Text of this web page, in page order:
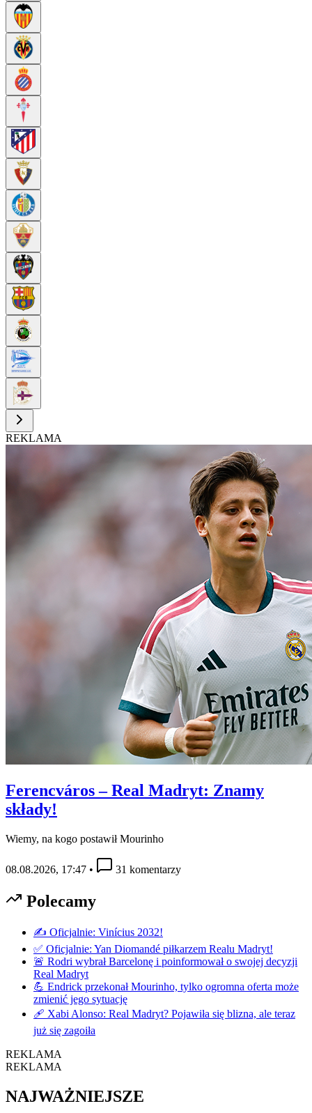
REKLAMA
Ferencváros – Real Madryt: Znamy
składy!
Wiemy, na kogo postawił Mourinho
08.08.2026, 17:47 • 31 komentarzy
Polecamy
✍️ Oficjalnie: Vinícius 2032!
✅ Oficjalnie: Yan Diomandé piłkarzem Realu Madryt!
🚨 Rodri wybrał Barcelonę i poinformował o swojej decyzji
Real Madryt
💪 Endrick przekonał Mourinho, tylko ogromna oferta może
zmienić jego sytuację
🩹 Xabi Alonso: Real Madryt? Pojawiła się blizna, ale teraz
już się zagoiła
REKLAMA
REKLAMA
NAJWAŻNIEJSZE